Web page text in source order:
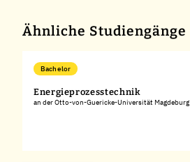
Ähnliche Studiengänge
Bachelor
Energieprozesstechnik
an der Otto-von-Guericke-Universität Magdeburg